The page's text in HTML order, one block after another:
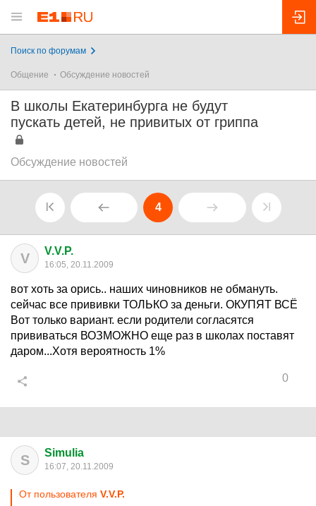
Поиск по форумам
Общение Обсуждение новостей
В школы Екатеринбурга не будут
пускать детей, не привитых от гриппа
Обсуждение новостей
4
V V.V.P.
16:05, 20.11.2009
вот хоть за орись.. наших чиновников не обмануть.
сейчас все прививки ТОЛЬКО за деньги. ОКУПЯТ ВСЁ
Вот только вариант. если родители согласятся
прививаться ВОЗМОЖНО еще раз в школах поставят
даром...Хотя вероятность 1%
0
S Simulia
16:07, 20.11.2009
От пользователя V.V.P.